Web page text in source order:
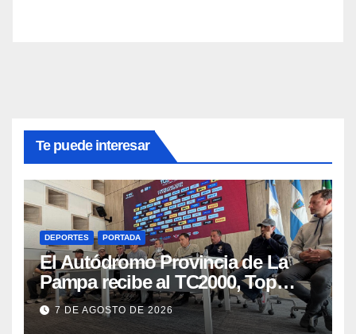
Te puede interesar
DEPORTES PORTADA
El Autódromo Provincia de La
Pampa recibe al TC2000, Top
Race y Fórmula Nacional este fin
de semana
7 DE AGOSTO DE 2026